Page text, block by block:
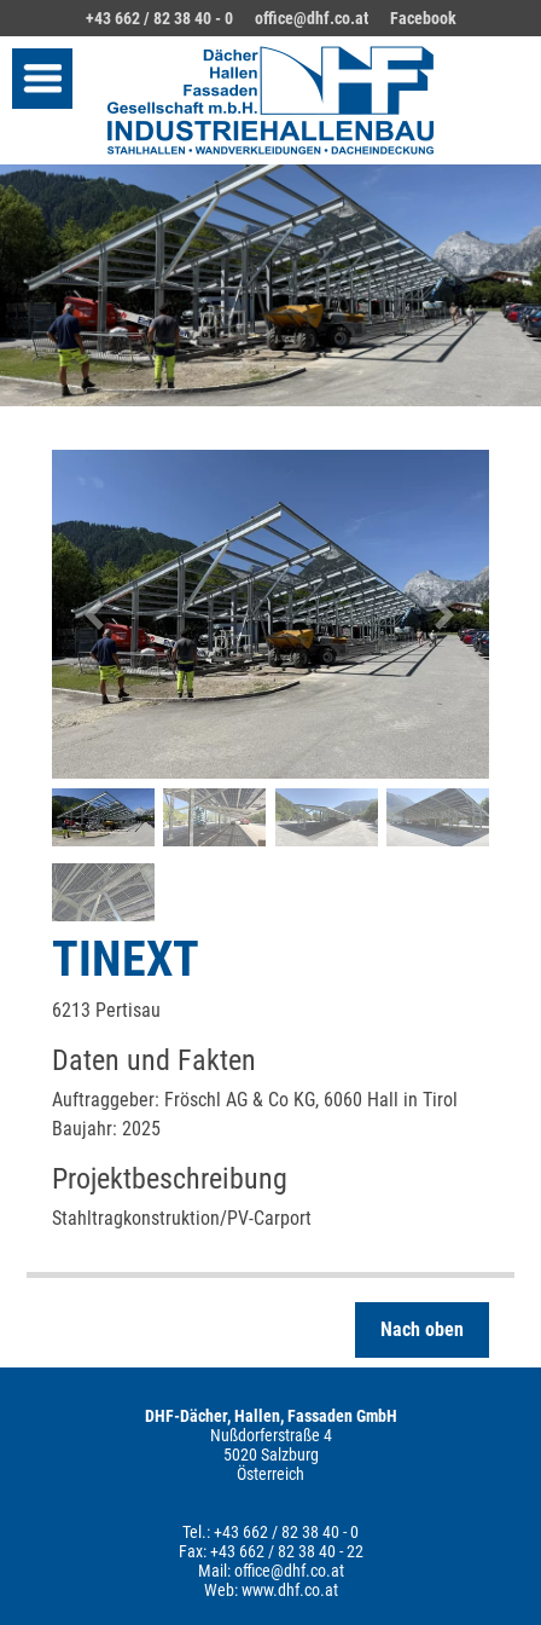
+43 662 / 82 38 40 - 0 office@dhf.co.at Facebook
TINEXT
6213 Pertisau
Daten und Fakten
Auftraggeber: Fröschl AG & Co KG, 6060 Hall in Tirol
Baujahr: 2025
Projektbeschreibung
Stahltragkonstruktion/PV-Carport
Nach oben
DHF-Dächer, Hallen, Fassaden GmbH
Nußdorferstraße 4
5020 Salzburg
Österreich
Tel.: +43 662 / 82 38 40 - 0
Fax: +43 662 / 82 38 40 - 22
Mail:office@dhf.co.at
Web:www.dhf.co.at